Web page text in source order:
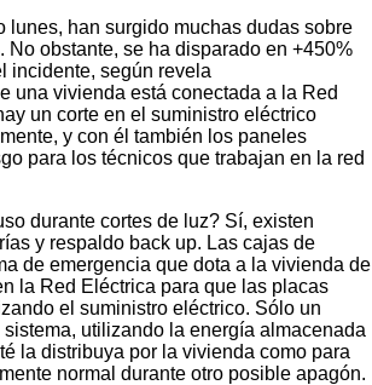
lunes, han surgido muchas dudas sobre
obstante, se ha disparado en +450%
incidente, según revela
una vivienda está conectada a la Red
un corte en el suministro eléctrico
y con él también los paneles
para los técnicos que trabajan en la red
durante cortes de luz? Sí, existen
y respaldo back up. Las cajas de
de emergencia que dota a la vivienda de
la Red Eléctrica para que las placas
el suministro eléctrico. Sólo un
utilizando la energía almacenada
la distribuya por la vivienda como para
normal durante otro posible apagón.